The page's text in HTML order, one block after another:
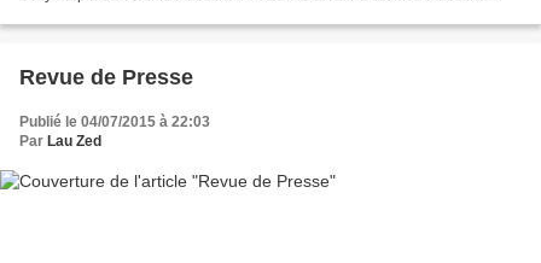
Revue de Presse
Publié le 04/07/2015 à 22:03
Par Lau Zed